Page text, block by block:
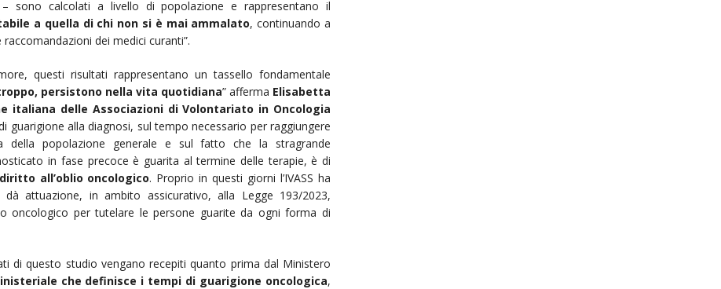
sono calcolati a livello di popolazione e rappresentano il
a quella di chi non si è mai ammalato, continuando a
dei medici curanti”.
questi risultati rappresentano un tassello fondamentale
persistono nella vita quotidiana” afferma Elisabetta
italiana delle Associazioni di Volontariato in Oncologia
guarigione alla diagnosi, sul tempo necessario per raggiungere
della popolazione generale e sul fatto che la stragrande
in fase precoce è guarita al termine delle terapie, è di
diritto all’oblio oncologico. Proprio in questi giorni l’IVASS ha
attuazione, in ambito assicurativo, alla Legge 193/2023,
oncologico per tutelare le persone guarite da ogni forma di
di questo studio vengano recepiti quanto prima dal Ministero
che definisce i tempi di guarigione oncologica,